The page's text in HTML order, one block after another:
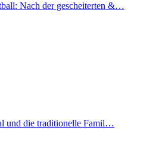
Nach der gescheiterten &…
und die traditionelle Famil…